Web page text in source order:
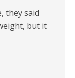
they said
but it